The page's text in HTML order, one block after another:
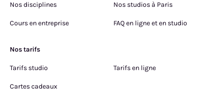
Nos disciplines Nos studios à Paris
Cours en entreprise FAQ en ligne et en studio
Nos tarifs
Tarifs studio Tarifs en ligne
Cartes cadeaux